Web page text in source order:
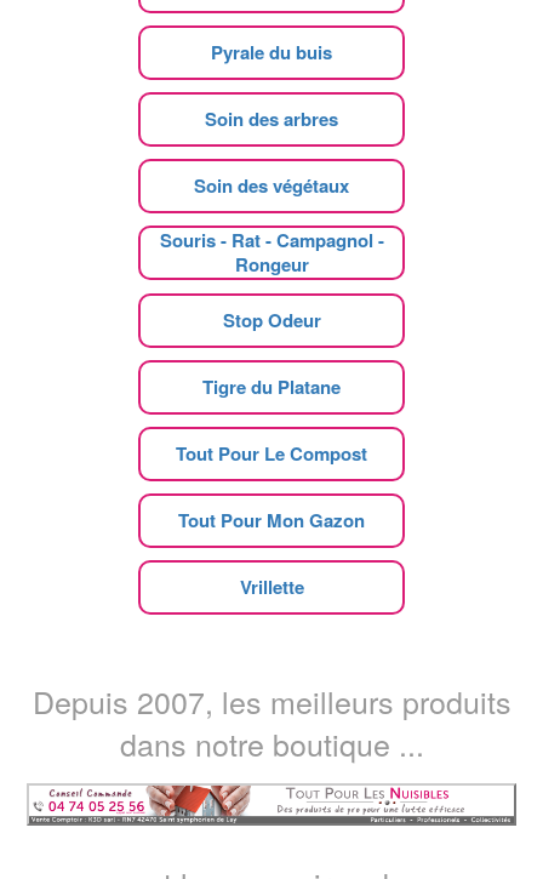
Pyrale du buis
Soin des arbres
Soin des végétaux
Souris - Rat - Campagnol -
Rongeur
Stop Odeur
Tigre du Platane
Tout Pour Le Compost
Tout Pour Mon Gazon
Vrillette
Depuis 2007, les meilleurs produits
dans notre boutique ...